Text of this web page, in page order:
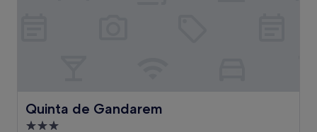
Quinta de Gandarem
Quinta de Gandarem
3.0-